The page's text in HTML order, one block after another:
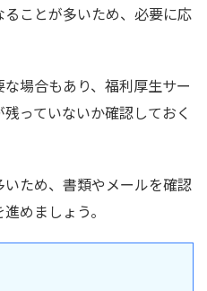
ことが多いため、必要に応
場合もあり、福利厚生サー
っていないか確認しておく
ため、書類やメールを確認
めましょう。